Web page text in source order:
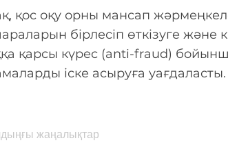
қос оқу орны мансап
бірлесіп өткізуге және
қарсы күрес (anti-fraud)
іске асыруға уағдаласты.
жаңалықтар